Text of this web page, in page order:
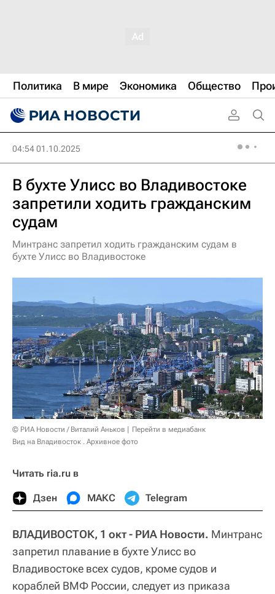
Политика В мире Экономика Общество
04:54 01.10.2025
В бухте Улисс во Владивостоке
запретили ходить гражданским
судам
Минтранс запретил ходить гражданским судам в
бухте Улисс во Владивостоке
© РИА Новости / Виталий Аньков
Перейти в медиабанк
Вид на Владивосток . Архивное фото
Читать ria.ru в
Дзен МАКС Telegram
ВЛАДИВОСТОК, 1 окт - РИА Новости. Минтранс
запретил плавание в бухте Улисс во
Владивостоке всех судов, кроме судов и
кораблей ВМФ России, следует из приказа